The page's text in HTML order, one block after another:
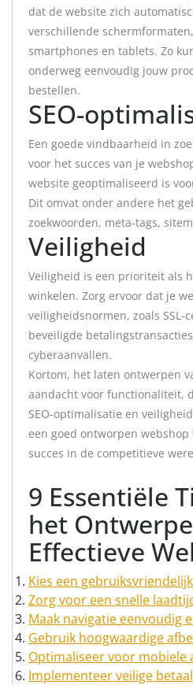
dat de website zich
verschillende
smartphones en tablets. Zo
onderweg eenvoudig jouw
bestellen.
SEO-
Een goede vindbaarheid in
voor het succes van je
website geoptimaliseerd is
Dit omvat onder andere het
zoekwoorden, meta-tags,
Veiligheid
Veiligheid is een prioriteit als
winkelen. Zorg ervoor dat je
veiligheidsnormen, zoals SSL-
beveiligde
cyberaanvallen.
Kortom, het laten ontwerpen
aandacht voor functionaliteit,
SEO-optimalisatie en
een goed ontworpen
succes in de competitieve
9 Essentiële
het
Effectieve
Kies een
Zorg voor een snelle
Maak navigatie eenvoudig
Gebruik hoogwaardige
Optimaliseer voor mobiele
Implementeer veilige